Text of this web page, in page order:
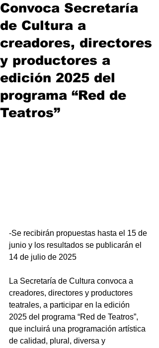
Convoca Secretaría
de Cultura a
creadores, directores
y productores a
edición 2025 del
programa “Red de
Teatros”
-Se recibirán propuestas hasta el 15 de
junio y los resultados se publicarán el
14 de julio de 2025
La Secretaría de Cultura convoca a
creadores, directores y productores
teatrales, a participar en la edición
2025 del programa “Red de Teatros”,
que incluirá una programación artística
de calidad, plural, diversa y